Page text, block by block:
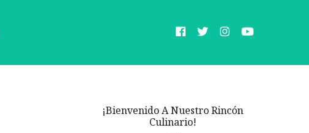
¡Bienvenido A Nuestro Rincón
Culinario!